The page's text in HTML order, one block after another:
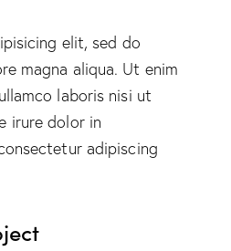
elit, sed do
magna aliqua. Ut enim
laboris nisi ut
irure dolor in
adipiscing